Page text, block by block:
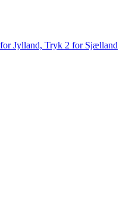
Jylland, Tryk 2 for Sjælland